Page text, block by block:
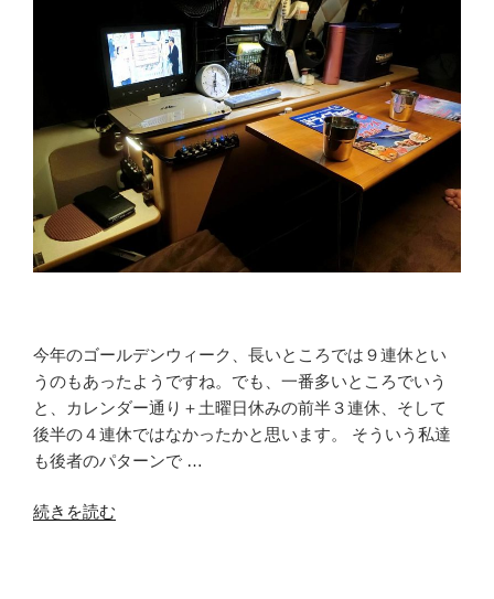
今年のゴールデンウィーク、長いところでは９連休とい
うのもあったようですね。でも、一番多いところでいう
と、カレンダー通り＋土曜日休みの前半３連休、そして
後半の４連休ではなかったかと思います。 そういう私達
も後者のパターンで …
“軽
続きを読む